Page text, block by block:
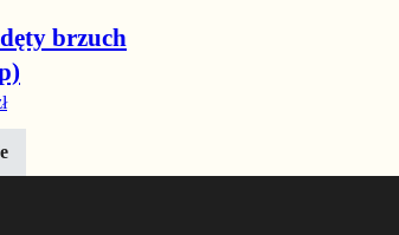
brzuch
cena wynosiła: 99,00 zł.
Aktualna cena wynosi: 49,00 zł.